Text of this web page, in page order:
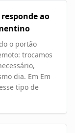
ao
o portão
trocamos
dia. Em Em
tipo de